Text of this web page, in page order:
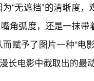
“无遮挡”的清晰度，
角弧度，还是一抹带
赋予了图片一种“电
长电影中截取出的最